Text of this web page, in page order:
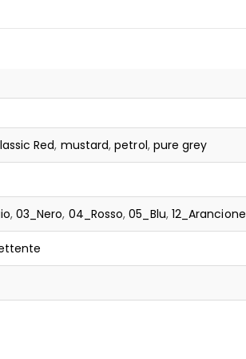
Red, mustard,petrol, pure grey
, 03_Nero, 04_Rosso,05_Blu, 12_Arancione